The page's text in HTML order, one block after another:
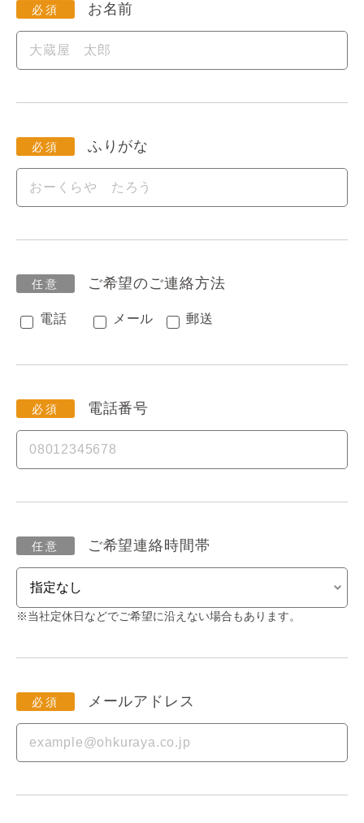
お名前
ふりがな
ご希望のご連絡方法
電話 メール 郵送
電話番号
ご希望連絡時間帯
※当社定休日などでご希望に沿えない場合もあります。
メールアドレス